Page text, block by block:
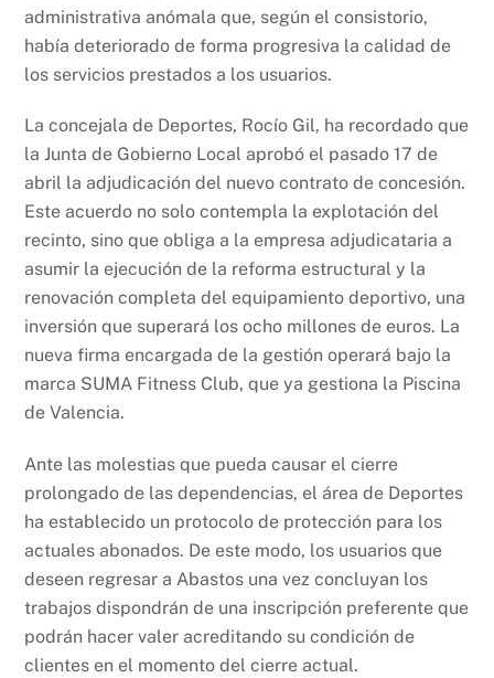
administrativa anómala que, según el consistorio,
había deteriorado de forma progresiva la calidad de
los servicios prestados a los usuarios.
La concejala de Deportes, Rocío Gil, ha recordado que
la Junta de Gobierno Local aprobó el pasado 17 de
abril la adjudicación del nuevo contrato de concesión.
Este acuerdo no solo contempla la explotación del
recinto, sino que obliga a la empresa adjudicataria a
asumir la ejecución de la reforma estructural y la
renovación completa del equipamiento deportivo, una
inversión que superará los ocho millones de euros. La
nueva firma encargada de la gestión operará bajo la
marca SUMA Fitness Club, que ya gestiona la Piscina
de Valencia.
Ante las molestias que pueda causar el cierre
prolongado de las dependencias, el área de Deportes
ha establecido un protocolo de protección para los
actuales abonados. De este modo, los usuarios que
deseen regresar a Abastos una vez concluyan los
trabajos dispondrán de una inscripción preferente que
podrán hacer valer acreditando su condición de
clientes en el momento del cierre actual.